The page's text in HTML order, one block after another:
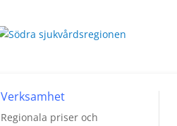
Verksamhet
Regionala priser och